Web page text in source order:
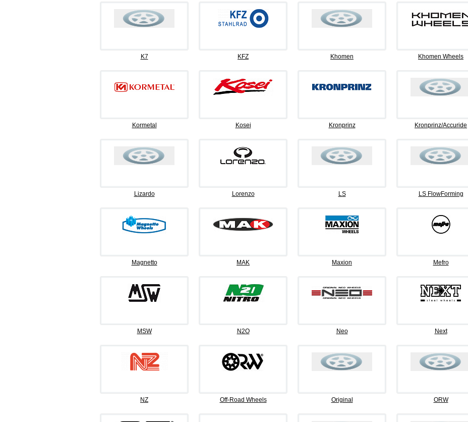
K7 KFZ Khomen Khomen Wheels
Kormetal Kosei Kronprinz Kronprinz/Accuride
Lizardo Lorenzo LS LS FlowForming
Magnetto MAK Maxion Mefro
MSW N2O Neo Next
NZ Off-Road Wheels Original ORW